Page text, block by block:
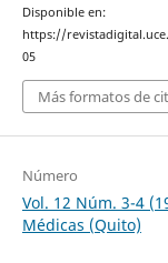
Disponible en:
https://
05
Más formatos de
Número
Vol. 12 Núm. 3-4
Médicas (Quito)